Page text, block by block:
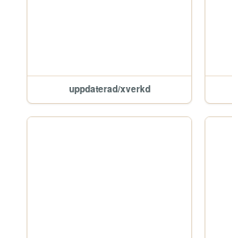
uppdaterad/xverkd